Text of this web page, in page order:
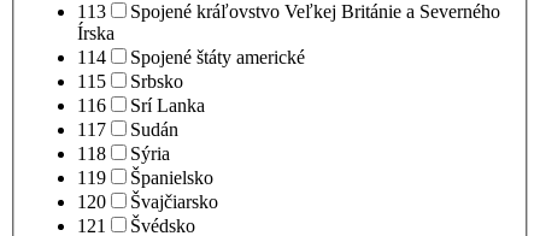
113
Spojené kráľovstvo Veľkej Británie a Severného
Írska
114
Spojené štáty americké
115
Srbsko
116
Srí Lanka
117
Sudán
118
Sýria
119
Španielsko
120
Švajčiarsko
121
Švédsko